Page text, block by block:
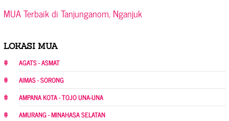
MUA Terbaik di Tanjunganom, Nganjuk
LOKASI MUA
AGATS - ASMAT
AIMAS - SORONG
AMPANA KOTA - TOJO UNA-UNA
AMURANG - MINAHASA SELATAN